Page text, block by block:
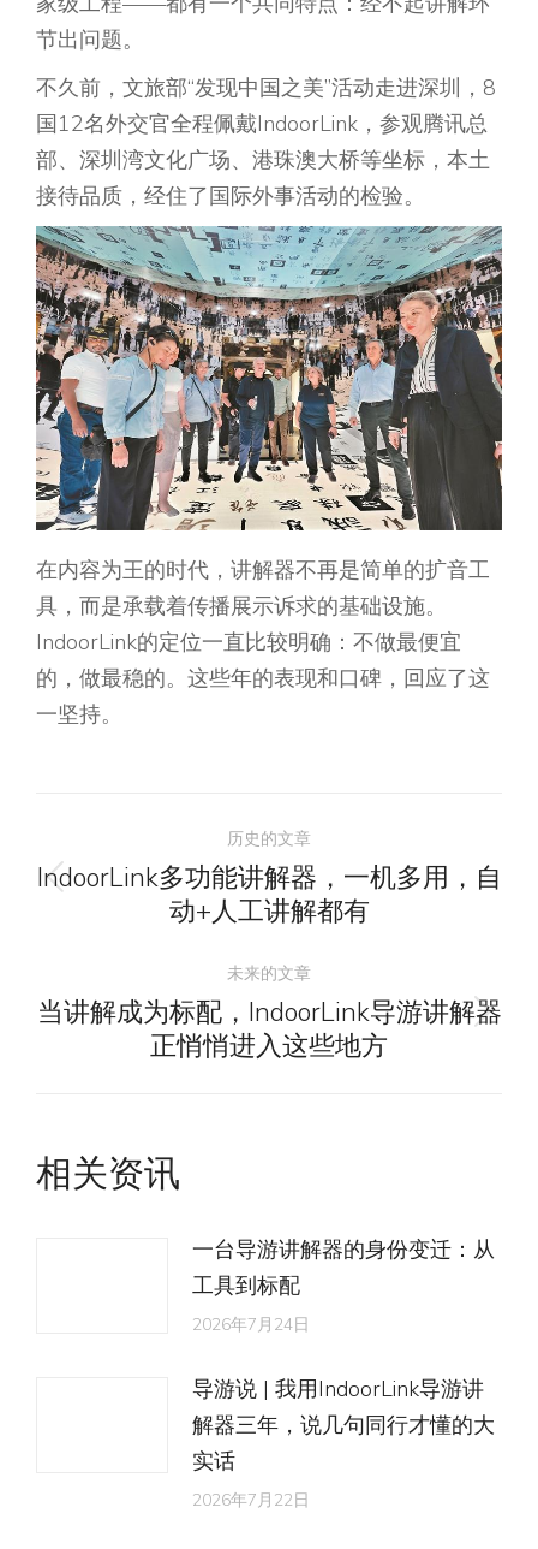
节出问题。
不久前，文旅部“发现中国之美”活动走进深圳，8
国12名外交官全程佩戴IndoorLink，参观腾讯总
部、深圳湾文化广场、港珠澳大桥等坐标，本土
接待品质，经住了国际外事活动的检验。
在内容为王的时代，讲解器不再是简单的扩音工
具，而是承载着传播展示诉求的基础设施。
IndoorLink的定位一直比较明确：不做最便宜
的，做最稳的。这些年的表现和口碑，回应了这
一坚持。
章
航
历史的文章
历
史
的
文
章：
IndoorLink多功能讲解器，一机多用，自
动+人工讲解都有
未来的文章
未
来
当讲解成为标配，IndoorLink导游讲解器
正悄悄进入这些地方
相关资讯
一台导游讲解器的身份变迁：从
工具到标配
2026年7月24日
导游说 | 我用IndoorLink导游讲
解器三年，说几句同行才懂的大
实话
2026年7月22日